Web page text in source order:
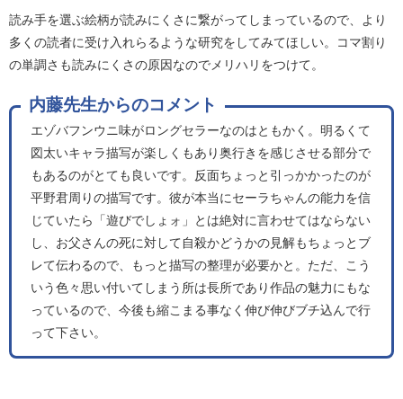
読み手を選ぶ絵柄が読みにくさに繋がってしまっているので、より
多くの読者に受け入れらるような研究をしてみてほしい。コマ割り
の単調さも読みにくさの原因なのでメリハリをつけて。
内藤先生からのコメント
エゾバフンウニ味がロングセラーなのはともかく。明るくて
図太いキャラ描写が楽しくもあり奥行きを感じさせる部分で
もあるのがとても良いです。反面ちょっと引っかかったのが
平野君周りの描写です。彼が本当にセーラちゃんの能力を信
じていたら「遊びでしょォ」とは絶対に言わせてはならない
し、お父さんの死に対して自殺かどうかの見解もちょっとブ
レて伝わるので、もっと描写の整理が必要かと。ただ、こう
いう色々思い付いてしまう所は長所であり作品の魅力にもな
っているので、今後も縮こまる事なく伸び伸びブチ込んで行
って下さい。